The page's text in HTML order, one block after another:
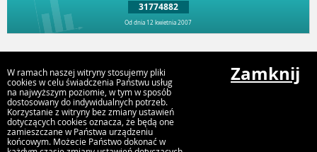
31774882
Od dnia 12 kwietnia 2007
Urząd Gminy i Miasta Rychwał
Plac Wolności 16, 62-570 Rychwał
W ramach naszej witryny stosujemy pliki
cookies w celu świadczenia Państwu usług
na najwyższym poziomie, w tym w sposób
dostosowany do indywidualnych potrzeb.
Korzystanie z witryny bez zmiany ustawień
dotyczących cookies oznacza, że będą one
zamieszczane w Państwa urządzeniu
końcowym. Możecie Państwo dokonać w
Zamknij